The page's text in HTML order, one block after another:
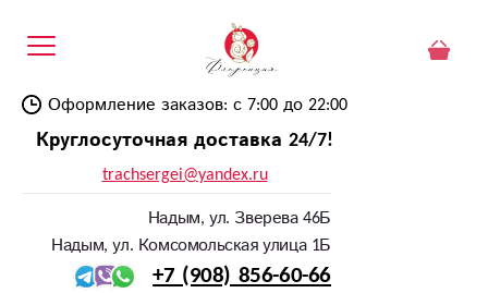
Оформление заказов: с 7:00 до 22:00
Круглосуточная доставка 24/7!
trachsergei@yandex.ru
Надым, ул. Зверева 46Б
Надым, ул. Комсомольская улица 1Б
+7 (908) 856-60-66